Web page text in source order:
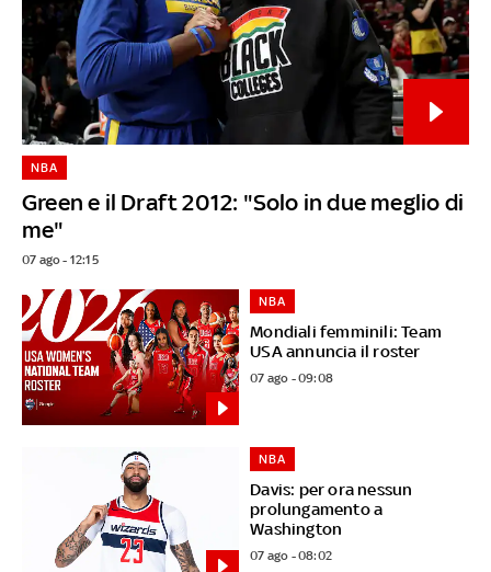
Green e il Draft 2012: "Solo in due meglio di
me"
NBA
07 ago - 12:15
Mondiali femminili: Team
USA annuncia il roster
NBA
07 ago - 09:08
Davis: per ora nessun
prolungamento a
Washington
NBA
07 ago - 08:02